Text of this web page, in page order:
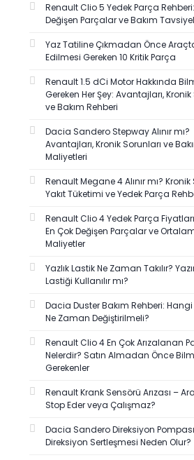
TİSA (4)
VERNET (4)
AFT (3)
ART-ERAYNA (3)
CİFAM-METELLİ (3)
DEPO-TYC (3)
SEGER (3)
URS (3)
ZEGEN (3)
BRUCKE (2)
FARBA (2)
KALE (2)
KAYZEN (2)
METSAN (2)
ÖZDE ANIL (2)
Renault Clio 5 Yedek Parça Rehberi:
Değişen Parçalar ve Bakım
Yaz Tatiline Çıkmadan Önce
Edilmesi Gereken 10 Kritik Parça
Renault 1.5 dCi Motor Hakkında
Gereken Her Şey: Avantajları, Kronik
ve Bakım Rehberi
Dacia Sandero Stepway Alınır mı?
Avantajları, Kronik Sorunları ve
Maliyetleri
Renault Megane 4 Alınır mı? Kronik
Yakıt Tüketimi ve Yedek Parça
Renault Clio 4 Yedek Parça
En Çok Değişen Parçalar ve
Maliyetler
Yazlık Lastik Ne Zaman Takılır?
Lastiği Kullanılır mı?
Dacia Duster Bakım Rehberi:
Ne Zaman Değiştirilmeli?
Renault Clio 4 En Çok Arızalanan
Nelerdir? Satın Almadan Önce
Gerekenler
Renault Krank Sensörü Arızası –
Stop Eder veya Çalışmaz?
Dacia Sandero Direksiyon Pompası
Direksiyon Sertleşmesi Neden Olur?